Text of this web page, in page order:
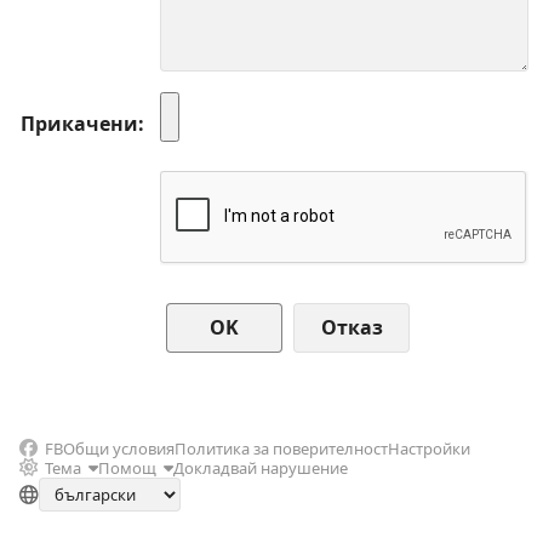
Прикачени
Отказ
FBОбщи условияПолитика за поверителностНастройки
Тема
Помощ Докладвай нарушение